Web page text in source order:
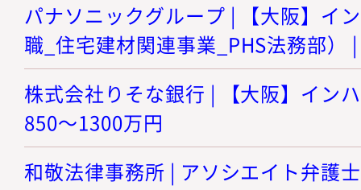
パナソニックグループ | 【大阪】イ
職_住宅建材関連事業_PHS法務部）
株式会社りそな銀行 | 【大阪】イン
850～1300万円
和敬法律事務所 | アソシエイト弁護